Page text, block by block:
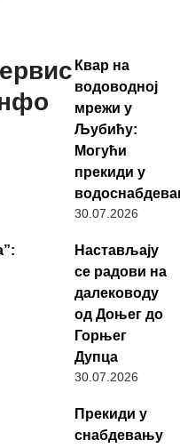
Квар на
водоводној
мрежи у
Љубићу:
Могући
прекиди у
30.07.2026
Настављају
се радови на
далеководу
од Доњег до
Горњег
Дупца
30.07.2026
Прекиди у
снабдевању